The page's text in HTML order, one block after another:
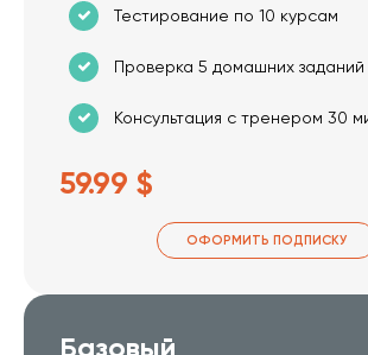
Тестирование по 10 курсам
Проверка 5 домашних заданий
Консультация с тренером 30
59.99 $
ОФОРМИТЬ ПОДПИСКУ
Базовый